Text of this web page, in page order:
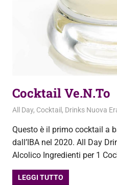
Cocktail Ve.N.To
2 Ottobre 2020
admin
All Day, Cocktail , Drinks Nuova
Questo è il primo cocktail a
dall’IBA nel 2020. All Day
Alcolico Ingredienti per 1
LEGGI TUTTO